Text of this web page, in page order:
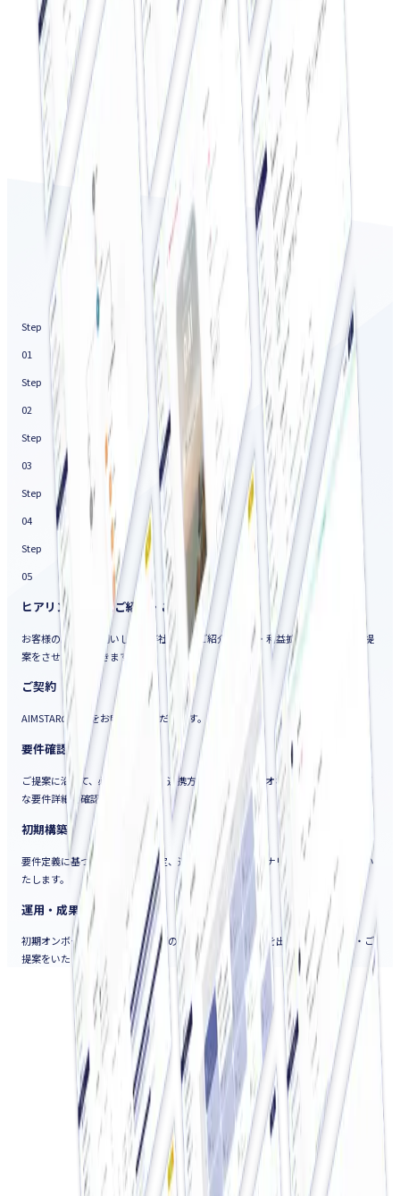
詳しく見る
データ・システム
アプリ接客
詳しく見る
Step
01
Step
02
Step
03
Step
04
Step
05
ヒアリング・事例ご紹介・ご提案
お客様の課題をお伺いして、弊社事例のご紹介や売上・利益拡大につながるご提
案をさせていただきます。
ご契約
AIMSTARの利用をお申込みいただきます。
要件確認
ご提案に沿って、必要なデータ、連携方法、既存シナリオなど、初期構築に必要
な要件詳細を確認します。
初期構築
要件定義に基づき、初期画面設定、連携データ設定、シナリオ作成などを実施い
たします。
運用・成果創出
初期オンボーディングから中長期の伴走支援まで、効果を出すためのご支援・ご
提案をいたします。
AIで売上・利益を最大化しましょう
お急ぎの方はお電話で